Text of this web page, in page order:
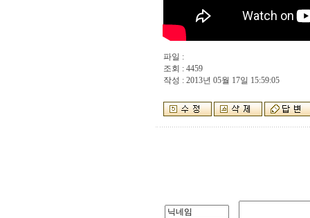
파일 :
조회 : 4459
작성 : 2013년 05월 17일 15:59:05